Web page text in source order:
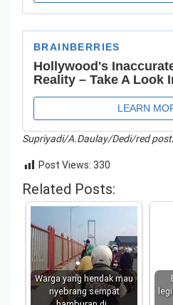
Supriyadi/A.Daulay/Dedi/red
Post Views: 330
Related Posts:
Warga yang hendak mau
nyebrang sempat